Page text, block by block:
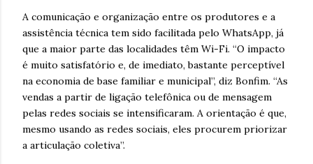
A comunicação e organização entre os produtores e a
assistência técnica tem sido facilitada pelo WhatsApp, já
que a maior parte das localidades têm Wi-Fi. “O impacto
é muito satisfatório e, de imediato, bastante perceptível
na economia de base familiar e municipal”, diz Bonfim. “As
vendas a partir de ligação telefônica ou de mensagem
pelas redes sociais se intensificaram. A orientação é que,
mesmo usando as redes sociais, eles procurem priorizar
a articulação coletiva”.